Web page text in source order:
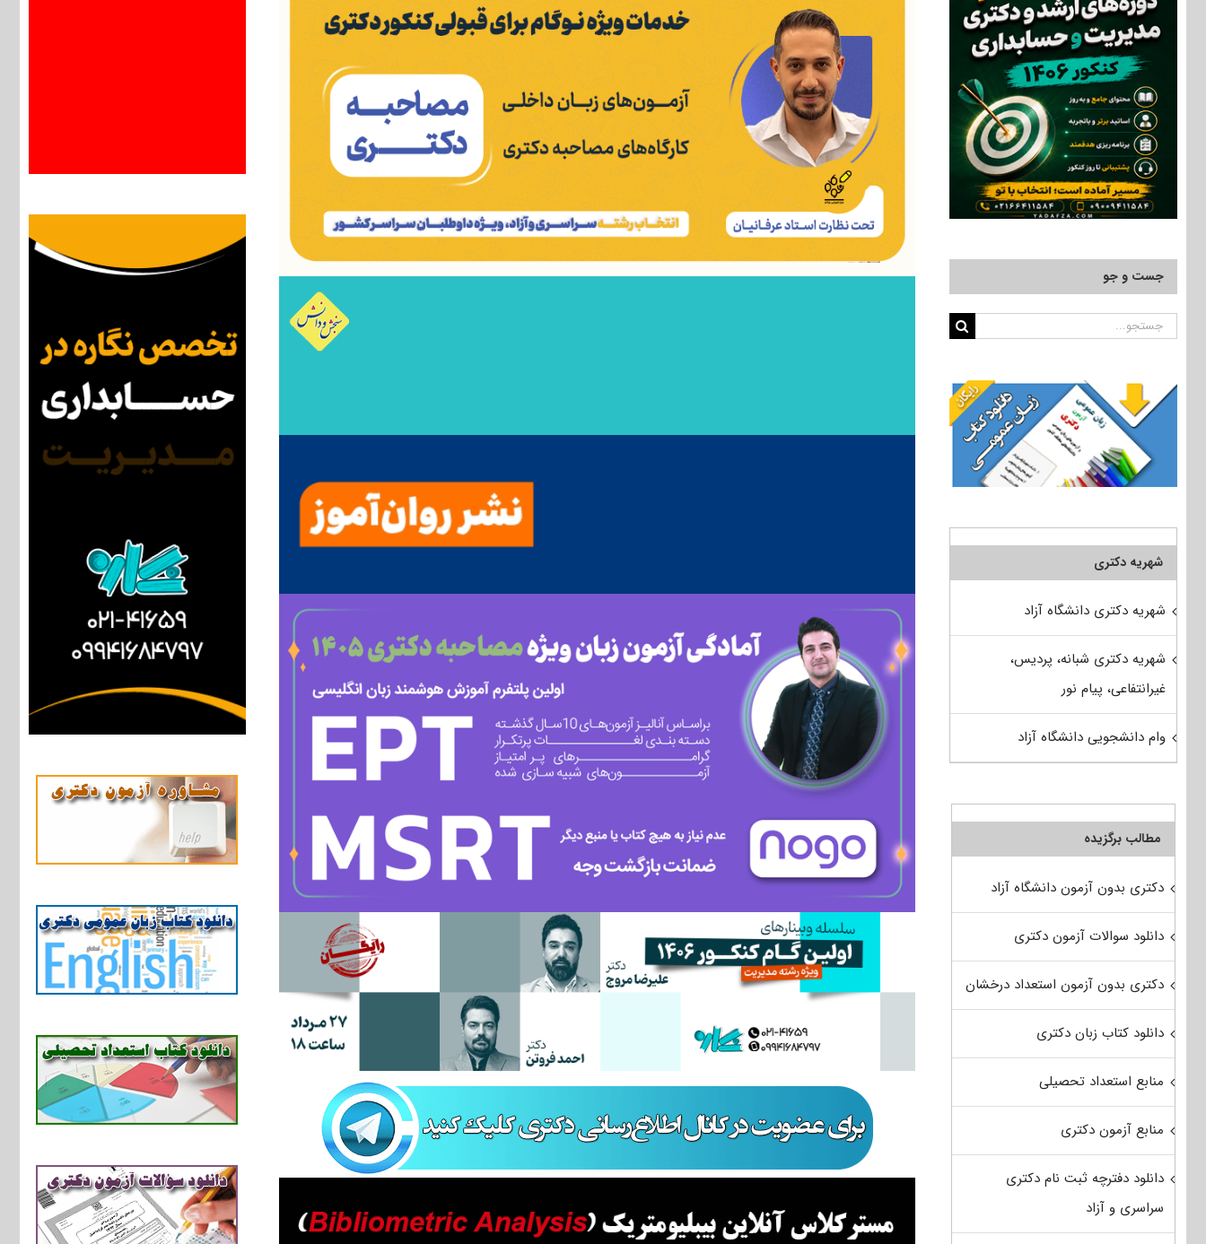
جست و جو
جستجو
شهریه دکتری
شهریه دکتری دانشگاه آزاد
شهریه دکتری شبانه، پردیس،
غیرانتفاعی، پیام نور
وام دانشجویی دانشگاه آزاد
مطالب برگزیده
دکتری بدون آزمون دانشگاه آزاد
دانلود سوالات آزمون دکتری
دکتری بدون آزمون استعداد درخشان
دانلود کتاب زبان دکتری
منابع استعداد تحصیلی
منابع آزمون دکتری
دانلود دفترچه ثبت نام دکتری
سراسری و آزاد